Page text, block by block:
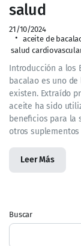
salud
21/10/2024
aceite de
salud
Introducción a los
bacalao es uno
existen. Extraído
aceite ha sido
beneficios para la
otros
Leer Más
Buscar